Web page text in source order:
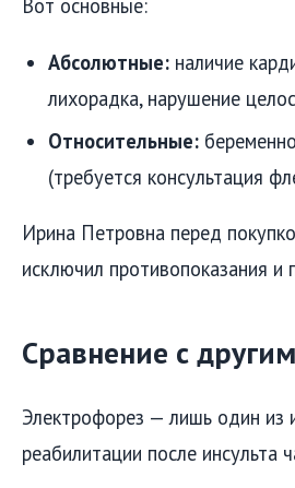
Вот основные:
Абсолютные: наличие
лихорадка, нарушение
Относительные:
(требуется консультация
Ирина Петровна перед
исключил противопоказания
Сравнение с
Электрофорез — лишь один из
реабилитации после инсульта